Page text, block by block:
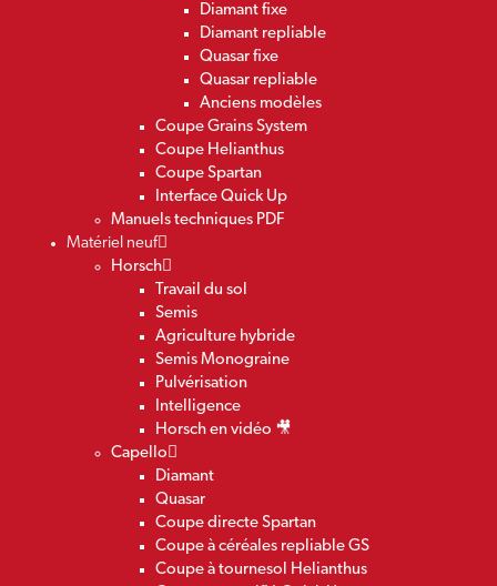
Diamant fixe
Diamant repliable
Quasar fixe
Quasar repliable
Anciens modèles
Coupe Grains System
Coupe Helianthus
Coupe Spartan
Interface Quick Up
Manuels techniques PDF
Matériel neuf
Horsch
Travail du sol
Semis
Agriculture hybride
Semis Monograine
Pulvérisation
Intelligence
Horsch en vidéo 🎥
Capello
Diamant
Quasar
Coupe directe Spartan
Coupe à céréales repliable GS
Coupe à tournesol Helianthus